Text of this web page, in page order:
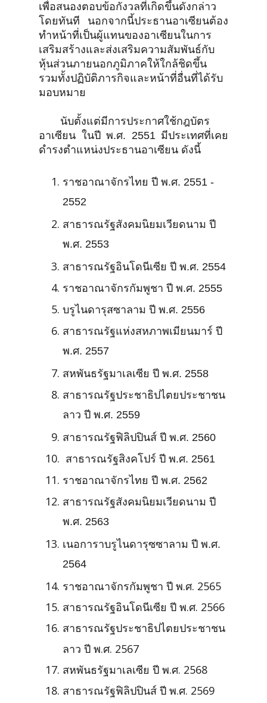
เพื่อสนองตอบข้อกังวลที่เกิดขึ้นดังกล่าว
โดยทันที นอกจากนี้ประธานอาเซียนต้อง
ทำหน้าที่เป็นผู้แทนของอาเซียนในการ
เสริมสร้างและส่งเสริมความสัมพันธ์กับ
หุ้นส่วนภายนอกภูมิภาคให้ใกล้ชิดขึ้น
รวมทั้งปฏิบัติภารกิจและหน้าที่อื่นที่ได้รับ
มอบหมาย
นับตั้งแต่มีการประกาศใช้กฎบัตร
อาเซียน ในปี พ.ศ. 2551 มีประเทศที่เคย
ดำรงตำแหน่งประธานอาเซียน ดังนี้
ราชอาณาจักรไทย ปี พ.ศ. 2551 -
2552
สาธารณรัฐสังคมนิยมเวียดนาม ปี
พ.ศ. 2553
สาธารณรัฐอินโดนีเซีย ปี พ.ศ. 2554
ราชอาณาจักรกัมพูชา ปี พ.ศ. 2555
บรูไนดารุสซาลาม ปี พ.ศ. 2556
สาธารณรัฐแห่งสหภาพเมียนมาร์ ปี
พ.ศ. 2557
สหพันธรัฐมาเลเซีย ปี พ.ศ. 2558
สาธารณรัฐประชาธิปไตยประชาชน
ลาว ปี พ.ศ. 2559
สาธารณรัฐฟิลิปปินส์ ปี พ.ศ. 2560
สาธารณรัฐสิงคโปร์ ปี พ.ศ. 2561
ราชอาณาจักรไทย ปี พ.ศ. 2562
สาธารณรัฐสังคมนิยมเวียดนาม ปี
พ.ศ. 2563
เนอการาบรูไนดารุซซาลาม ปี พ.ศ.
2564
ราชอาณาจักรกัมพูชา ปี พ.ศ. 2565
สาธารณรัฐอินโดนีเซีย ปี พ.ศ. 2566
สาธารณรัฐประชาธิปไตยประชาชน
ลาว ปี พ.ศ. 2567
สหพันธรัฐมาเลเซีย ปี พ.ศ. 2568
สาธารณรัฐฟิลิปปินส์ ปี พ.ศ. 2569